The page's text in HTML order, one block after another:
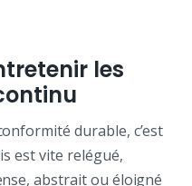
les
durable, c’est
est vite relégué,
abstrait ou éloigné